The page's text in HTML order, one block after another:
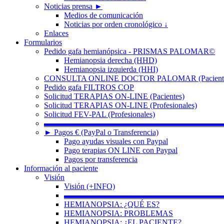
Noticias prensa ►
Medios de comunicación
Noticias por orden cronológico ↓
Enlaces
Formularios
Pedido gafa hemianópsica - PRISMAS PALOMAR©
Hemianopsia derecha (HHD)
Hemianopsia izquierda (HHI)
CONSULTA ONLINE DOCTOR PALOMAR
Pedido gafa FILTROS COP
Solicitud TERAPIAS ON-LINE (Pacientes)
Solicitud TERAPIAS ON-LINE (Profesionales)
Solicitud FEV-PAL (Profesionales)
► Pagos € (PayPal o Transferencia)
Pago ayudas visuales con Paypal
Pago terapias ON LINE con Paypal
Pagos por transferencia
Información al paciente
Visión
Visión (+INFO)
HEMIANOPSIA: ¿QUÉ ES?
HEMIANOPSIA: PROBLEMAS
HEMIANOPSIA: ¿EL PACIENTE?